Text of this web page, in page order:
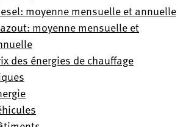
moyenne mensuelle et annuelle
moyenne mensuelle et
des énergies de chauffage